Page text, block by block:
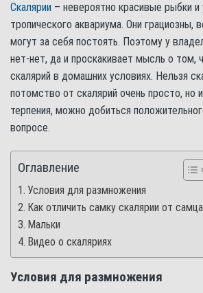
Скалярии – невероятно красивые рыбки
тропического аквариума. Они грациозны,
могут за себя постоять. Поэтому у
нет-нет, да и проскакивает мысль о том,
скалярий в домашних условиях. Нельзя
потомство от скалярий очень просто, но
терпения, можно добиться
вопросе.
Оглавление
Условия для размножения
Как отличить самку скалярии от самца
Мальки
Видео о скаляриях
Условия для размножения